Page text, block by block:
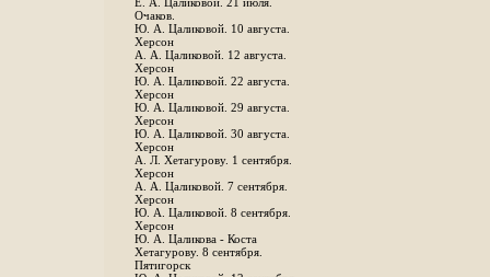
Е. А. Цаликовой. 21 июля.
Очаков.
Ю. А. Цаликовой. 10 августа.
Херсон
А. А. Цаликовой. 12 августа.
Херсон
Ю. А. Цаликовой. 22 августа.
Херсон
Ю. А. Цаликовой. 29 августа.
Херсон
Ю. А. Цаликовой. 30 августа.
Херсон
А. Л. Хетагурову. 1 сентября.
Херсон
А. А. Цаликовой. 7 сентября.
Херсон
Ю. А. Цаликовой. 8 сентября.
Херсон
Ю. А. Цаликова - Коста
Хетагурову. 8 сентября.
Пятигорск